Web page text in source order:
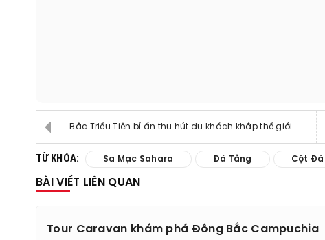
Bắc Triều Tiên bí ẩn thu hút du khách khắp thế giới
TỪ KHÓA: Sa Mạc Sahara Đá Tảng Cột Đá
BÀI VIẾT LIÊN QUAN
Tour Caravan khám phá Đông Bắc Campuchia